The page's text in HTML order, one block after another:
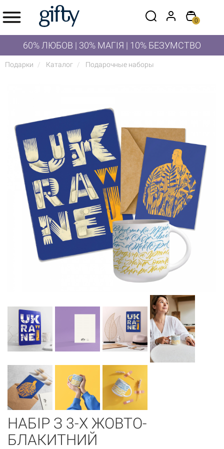
0
60% ЛЮБОВ | 30% МАГІЯ | 10% БЕЗУМСТВО
Подарки Каталог Подарочные наборы
НАБІР З 3-Х ЖОВТО-
БЛАКИТНИЙ